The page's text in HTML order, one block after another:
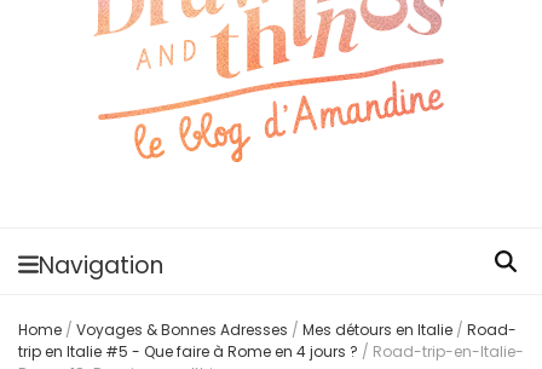
Navigation
Home / Voyages & Bonnes Adresses / Mes détours en Italie / Road-
trip en Italie #5 - Que faire à Rome en 4 jours ? / Road-trip-en-Italie-